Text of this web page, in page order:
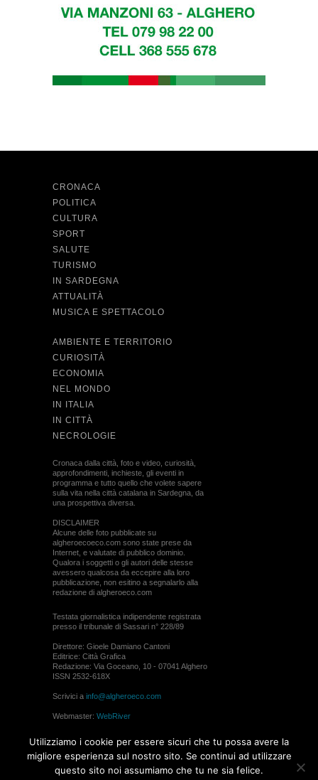
CRONACA
POLITICA
CULTURA
SPORT
SALUTE
TURISMO
IN SARDEGNA
ATTUALITÀ
MUSICA E SPETTACOLO
AMBIENTE E TERRITORIO
CURIOSITÀ
ECONOMIA
NEL MONDO
IN ITALIA
IN CITTÀ
NECROLOGIE
Cronaca dalla città, foto e video, curiosità,
approfondimenti, inchieste, gli eventi in
programma e tutto quello che volete sapere
sulla vita nella città catalana in Sardegna, da
una prospettiva diversa.
DISCLAIMER
Alcune delle foto pubblicate su
algheroecoeco.com sono state prese da
Internet, e valutate di pubblico dominio.
Qualora i soggetti o gli autori delle stesse
avessero qualcosa da eccepire alla loro
pubblicazione, non esitino a segnalarlo alla
redazione di algheroeco.com
Testata giornalistica indipendente registrata
presso il tribunale di Sassari n° 228/89
Direttore: Gioele Damiano Cantoni
Editrice: Città Grafica
Redazione: Via Goceano, 10 - 07041 Alghero
ISSN 2532-618X
Scrivici a info@algheroeco.com
Webmaster: WebRiver
permesso di algheroeco.com
Utilizziamo i cookie per essere sicuri che tu possa avere la
migliore esperienza sul nostro sito. Se continui ad utilizzare
questo sito noi assumiamo che tu ne sia felice.